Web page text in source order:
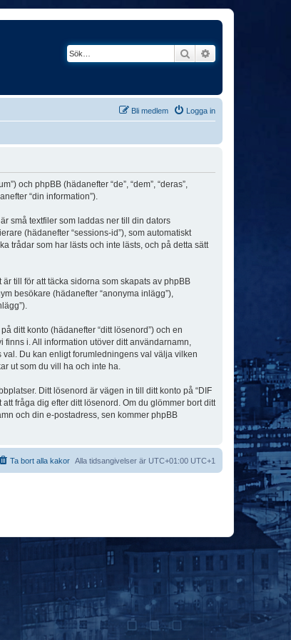
Sök
Logga in
Bli medlem
och phpBB (hädanefter “de”, “dem”, “deras”,
“din information”).
små textfiler som laddas ner till din dators
(hädanefter “sessions-id”), som automatiskt
trådar som har lästs och inte lästs, och på detta sätt
till för att täcka sidorna som skapats av phpBB
besökare (hädanefter “anonyma inlägg”),
ditt konto (hädanefter “ditt lösenord”) och en
finns i. All information utöver ditt användarnamn,
Du kan enligt forumledningens val välja vilken
ut som du vill ha och inte ha.
Ditt lösenord är vägen in till ditt konto på “DIF
fråga dig efter ditt lösenord. Om du glömmer bort ditt
och din e-postadress, sen kommer phpBB
Alla tidsangivelser är UTC+01:00 UTC+1
Ta bort alla kakor